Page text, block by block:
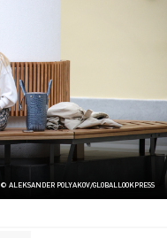
© ALEKSANDER POLYAKOV/GLOBALLOOKPRESS